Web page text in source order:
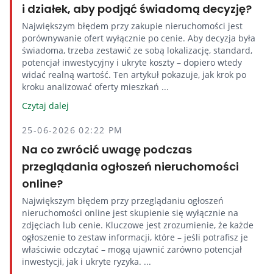
i działek, aby podjąć świadomą decyzję?
Największym błędem przy zakupie nieruchomości jest
porównywanie ofert wyłącznie po cenie. Aby decyzja była
świadoma, trzeba zestawić ze sobą lokalizację, standard,
potencjał inwestycyjny i ukryte koszty – dopiero wtedy
widać realną wartość. Ten artykuł pokazuje, jak krok po
kroku analizować oferty mieszkań ...
Czytaj dalej
25-06-2026 02:22 PM
Na co zwrócić uwagę podczas
przeglądania ogłoszeń nieruchomości
online?
Największym błędem przy przeglądaniu ogłoszeń
nieruchomości online jest skupienie się wyłącznie na
zdjęciach lub cenie. Kluczowe jest zrozumienie, że każde
ogłoszenie to zestaw informacji, które – jeśli potrafisz je
właściwie odczytać – mogą ujawnić zarówno potencjał
inwestycji, jak i ukryte ryzyka. ...